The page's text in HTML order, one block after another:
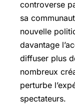
controverse
sa
nouvelle
davantage
diffuser plus
nombreux
perturbe
spectateurs.